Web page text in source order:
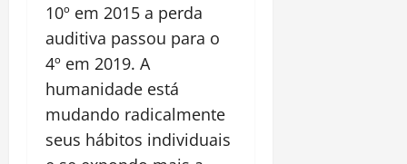
10º em 2015 a perda
auditiva passou para o
4º em 2019. A
humanidade está
mudando radicalmente
seus hábitos individuais